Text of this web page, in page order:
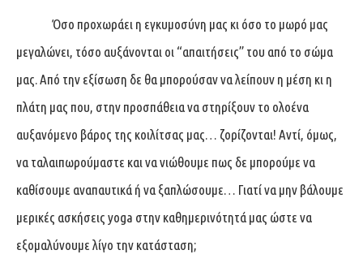
Όσο προχωράει η εγκυμοσύνη μας κι όσο το μωρό μας
μεγαλώνει, τόσο αυξάνονται οι “απαιτήσεις” του από το σώμα
μας. Από την εξίσωση δε θα μπορούσαν να λείπουν η μέση κι η
πλάτη μας που, στην προσπάθεια να στηρίξουν το ολοένα
αυξανόμενο βάρος της κοιλίτσας μας… ζορίζονται! Αντί, όμως,
να ταλαιπωρούμαστε και να νιώθουμε πως δε μπορούμε να
καθίσουμε αναπαυτικά ή να ξαπλώσουμε… Γιατί να μην βάλουμε
μερικές ασκήσεις yoga στην καθημερινότητά μας ώστε να
εξομαλύνουμε λίγο την κατάσταση;